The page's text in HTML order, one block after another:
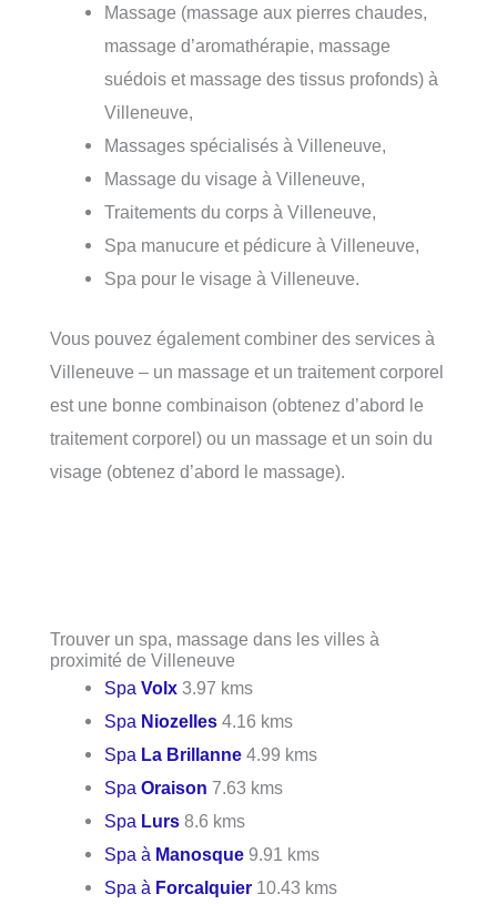
Massage (massage aux pierres chaudes,
massage d’aromathérapie, massage
suédois et massage des tissus profonds) à
Villeneuve,
Massages spécialisés à Villeneuve,
Massage du visage à Villeneuve,
Traitements du corps à Villeneuve,
Spa manucure et pédicure à Villeneuve,
Spa pour le visage à Villeneuve.
Vous pouvez également combiner des services à
Villeneuve – un massage et un traitement corporel
est une bonne combinaison (obtenez d’abord le
traitement corporel) ou un massage et un soin du
visage (obtenez d’abord le massage).
Trouver un spa, massage dans les villes à
proximité de Villeneuve
SpaVolx 3.97 kms
Spa Niozelles 4.16 kms
Spa La Brillanne 4.99 kms
SpaOraison 7.63 kms
Spa Lurs 8.6 kms
Spa à Manosque 9.91 kms
Spa à Forcalquier 10.43 kms